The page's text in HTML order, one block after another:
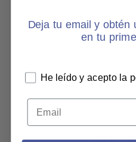
Deja tu email y obtén
en tu
He leído y acepto la